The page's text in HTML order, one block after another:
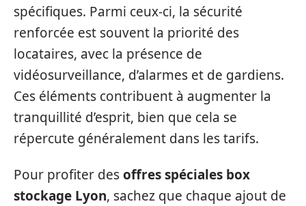
spécifiques. Parmi ceux-ci, la sécurité
renforcée est souvent la priorité des
locataires, avec la présence de
vidéosurveillance, d’alarmes et de gardiens.
Ces éléments contribuent à augmenter la
tranquillité d’esprit, bien que cela se
répercute généralement dans les tarifs.
Pour profiter desoffres spéciales box
stockage Lyon, sachez que chaque ajout de